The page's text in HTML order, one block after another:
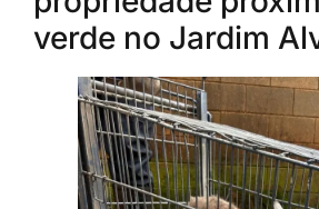
verde no Jardim